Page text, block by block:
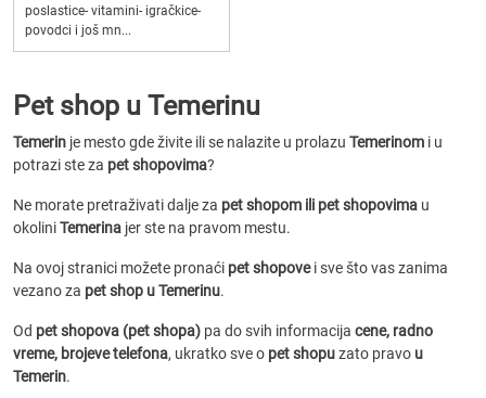
poslastice- vitamini- igračkice-
povodci i još mn...
Pet shop u Temerinu
Temerin je mesto gde živite ili se nalazite u prolazu Temerinom i u
potrazi ste za pet shopovima?
Ne morate pretraživati dalje za pet shopom ili pet shopovima u
okoliniTemerina jer ste na pravom mestu.
Na ovoj stranici možete pronaći pet shopovei sve što vas zanima
vezano za pet shop u Temerinu.
Od pet shopova (pet shopa) pa do svih informacija cene, radno
vreme, brojeve telefona, ukratko sve o pet shopuzato pravo u
Temerin.